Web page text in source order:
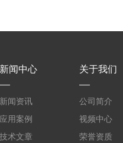
新闻中心
新闻资讯
应用案例
技术文章
关于我们
公司简介
视频中心
荣誉资质